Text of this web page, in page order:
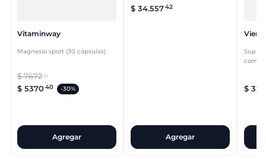
Vitaminway
Magnesio sport (30 cápsulas)
$7672 00
$ 537040 -30%
Agregar
$ 34.55742
Agregar
$ 32